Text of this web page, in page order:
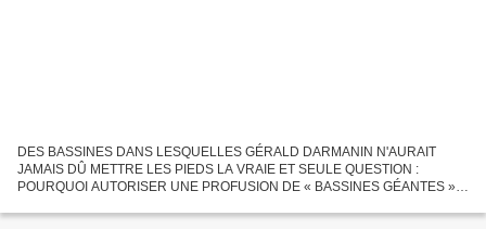
DES BASSINES DANS LESQUELLES GÉRALD DARMANIN N'AURAIT
JAMAIS DÛ METTRE LES PIEDS LA VRAIE ET SEULE QUESTION :
POURQUOI AUTORISER UNE PROFUSION DE « BASSINES GÉANTES »
DE L’EAU ET DU BON SENS ?...